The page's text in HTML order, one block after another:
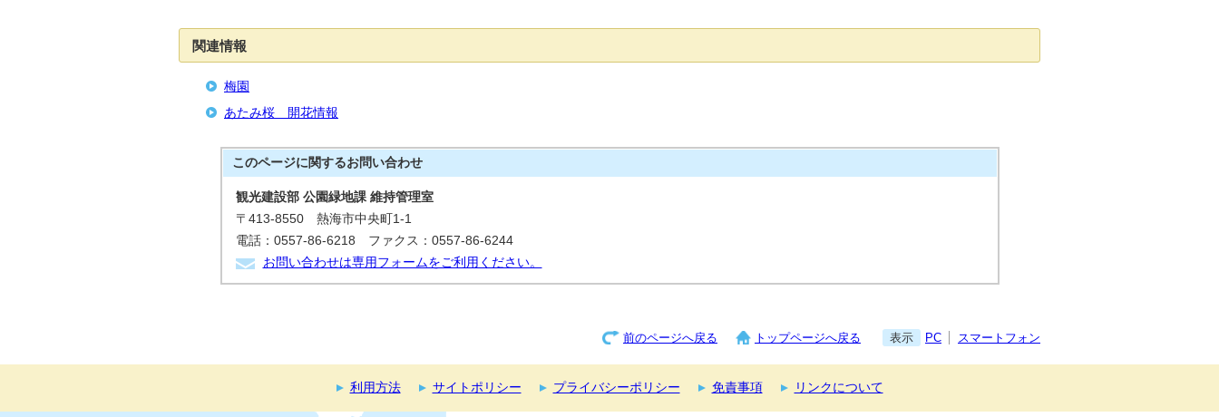
関連情報
梅園
あたみ桜 開花情報
このページに関するお問い合わせ
観光建設部 公園緑地課 維持管理室
〒413-8550 熱海市中央町1-1
電話：0557-86-6218 ファクス：0557-86-6244
お問い合わせは専用フォームをご利用ください。
前のページへ戻る トップページへ戻る 表示 PC スマートフォン
利用方法 サイトポリシー プライバシーポリシー 免責事項 リンクについて